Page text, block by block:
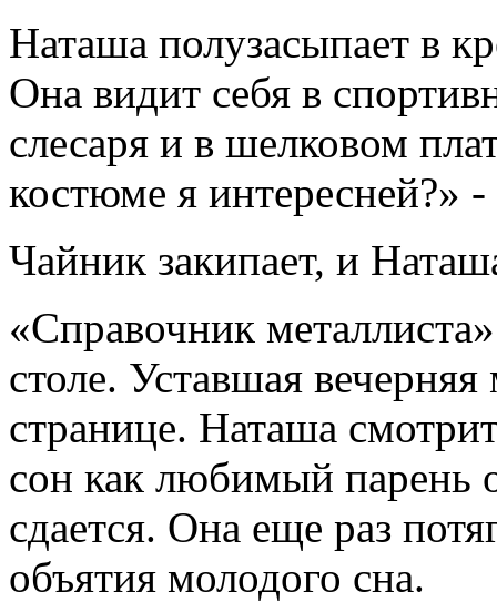
Наташа полузасыпает в
Она видит себя в
слесаря и в шелковом
костюме я интересней?»
Чайник закипает, и
«Справочник
столе. Уставшая
странице. Наташа
сон как любимый парень
сдается. Она еще раз
объятия молодого сна.